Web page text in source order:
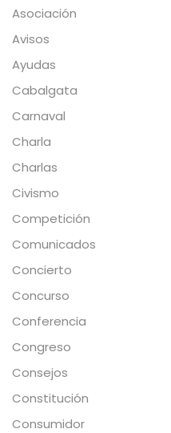
Asociación
Avisos
Ayudas
Cabalgata
Carnaval
Charla
Charlas
Civismo
Competición
Comunicados
Concierto
Concurso
Conferencia
Congreso
Consejos
Constitución
Consumidor